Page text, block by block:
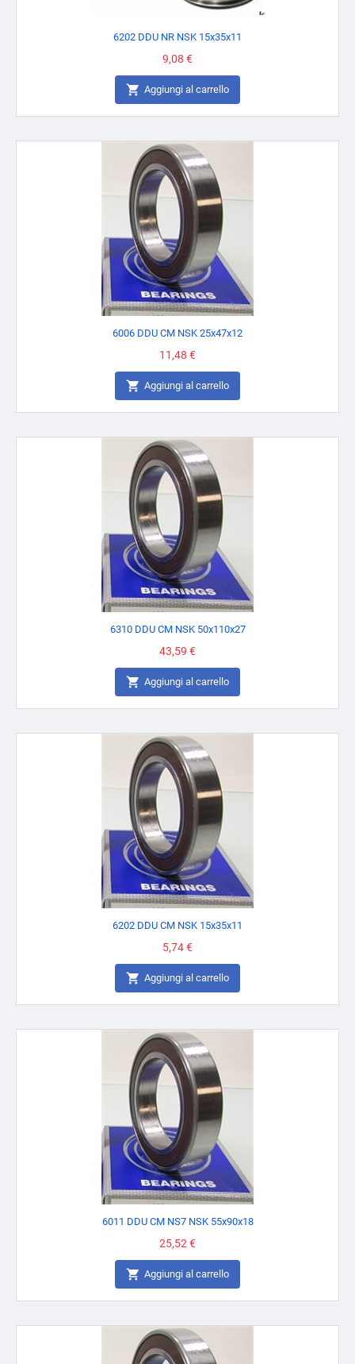
6202 DDU NR NSK 15x35x11
Prezzo
9,08 €
 Aggiungi al carrello
6006 DDU CM NSK 25x47x12
Prezzo
11,48 €
 Aggiungi al carrello
6310 DDU CM NSK 50x110x27
Prezzo
43,59 €
 Aggiungi al carrello
6202 DDU CM NSK 15x35x11
Prezzo
5,74 €
 Aggiungi al carrello
6011 DDU CM NS7 NSK 55x90x18
Prezzo
25,52 €
 Aggiungi al carrello